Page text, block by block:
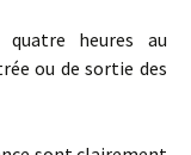
heures au
ou de sortie des